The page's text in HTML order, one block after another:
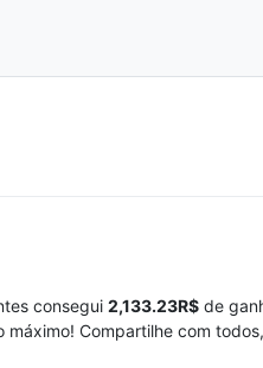
consegui 2,133.23R$ de
Compartilhe com